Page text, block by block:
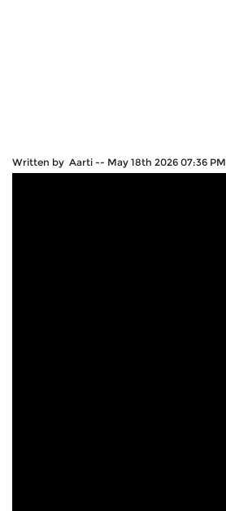
Written by Aarti -- May 18th 2026 07:36 PM